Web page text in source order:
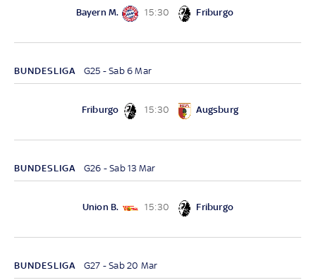
Bayern M. 15:30 Friburgo
BUNDESLIGA G25 - Sab 6 Mar
Friburgo 15:30 Augsburg
BUNDESLIGA G26 - Sab 13 Mar
Union B. 15:30 Friburgo
BUNDESLIGA G27 - Sab 20 Mar